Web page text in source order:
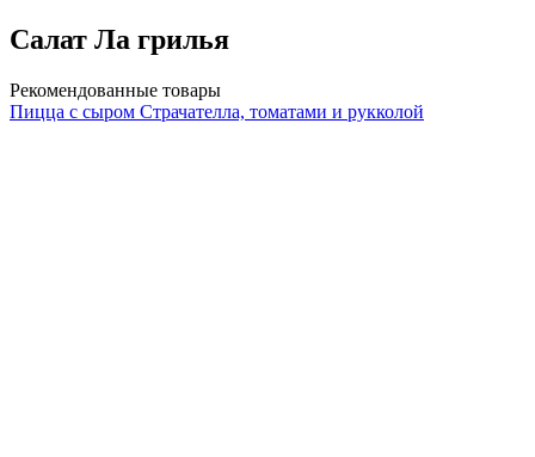
Салат Ла грилья
Рекомендованные товары
Пицца с сыром Страчателла, томатами и рукколой